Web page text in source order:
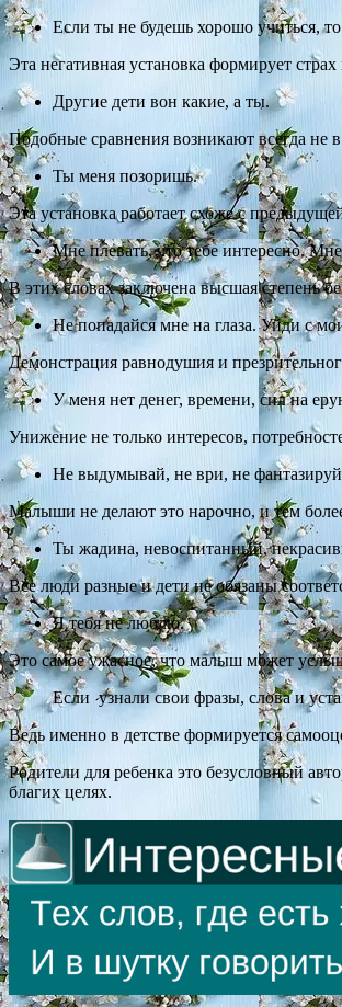
Если ты не будешь хорошо учиться,
Эта негативная установка формирует
Другие дети вон какие, а ты.
Подобные сравнения возникают всегда не
Ты меня позоришь.
Эта установка работает схоже с
Мне плевать, что тебе интересно.
В этих словах заключена высшая степень
Не попадайся мне на глаза. Уйди с
Демонстрация равнодушия и
У меня нет денег, времени, сил на
Унижение не только интересов,
Не выдумывай, не ври, не
Малыши не делают это нарочно, и тем
Ты жадина, невоспитанный,
Все люди разные и дети не обязаны
Я тебя не люблю.
Это самое ужасное, что малыш может
Если узнали свои фразы, слова и
Ведь именно в детстве формируется
Родители для ребенка это безусловный
благих целях.